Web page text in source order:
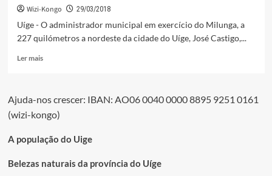
Wizi-Kongo 29/03/2018
Uíge - O administrador municipal em exercício do Milunga, a
227 quilómetros a nordeste da cidade do Uíge, José Castigo,...
Ler maisLeia
de
estradas
circulação
município
Ajuda-nos crescer: IBAN: AO06 0040 0000 8895 9251 0161
(wizi-kongo)
A população do Uige
Belezas naturais da província do Uíge